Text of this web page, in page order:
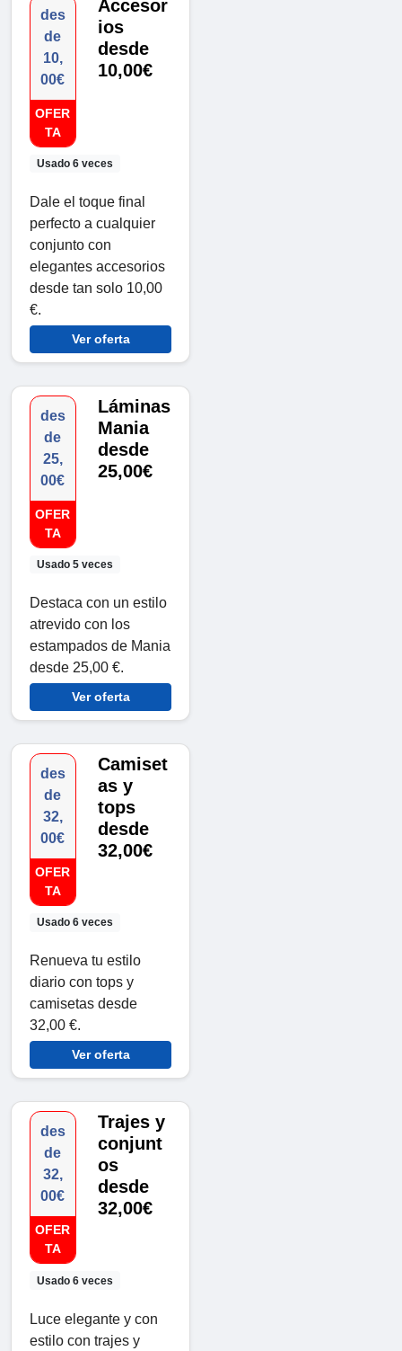
des
de
10,
00€
OFER
TA
Usado 6 veces
Accesor
ios
desde
10,00€
Dale el toque final
perfecto a cualquier
conjunto con
elegantes accesorios
desde tan solo 10,00
€.
Ver oferta
des
de
25,
00€
OFER
TA
Usado 5 veces
Láminas
Mania
desde
25,00€
Destaca con un estilo
atrevido con los
estampados de Mania
desde 25,00 €.
Ver oferta
des
de
32,
00€
OFER
TA
Usado 6 veces
Camiset
as y
tops
desde
32,00€
Renueva tu estilo
diario con tops y
camisetas desde
32,00 €.
Ver oferta
des
de
32,
00€
OFER
TA
Usado 6 veces
Trajes y
conjunt
os
desde
32,00€
Luce elegante y con
estilo con trajes y